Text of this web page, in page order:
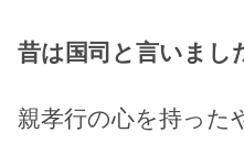
昔は国司と言いまし
親孝行の心を持った